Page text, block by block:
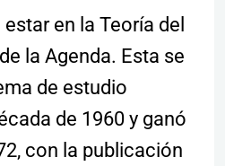
en la Teoría del
la Agenda. Esta se
de estudio
de 1960 y ganó
con la publicación